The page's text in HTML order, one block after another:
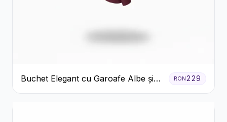
Buchet Elegant cu Garoafe Albe și
Eucalipt
RON229